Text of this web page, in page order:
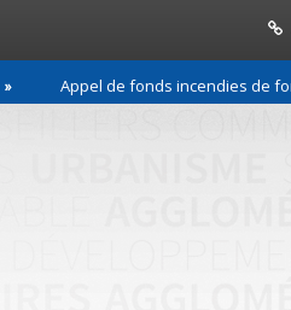
Appel de fonds incendies de forêt